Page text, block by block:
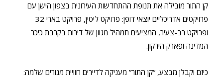
קן התור מובילה את תנופת ההתחדשות העירונית בצפון הישן עם
פרויקטים אדריכליים יוצאי דופן: פרויקט ליסין, פרויקט בארי 32
ופרויקט רב-צעיר, המציעים תמהיל מגוון של דירות בקרבת כיכר
המדינה ופארק הירקון.
כיזם וקבלן מבצע, “קן התור” מעניקה לדיירים חוויית מגורים שלמה: